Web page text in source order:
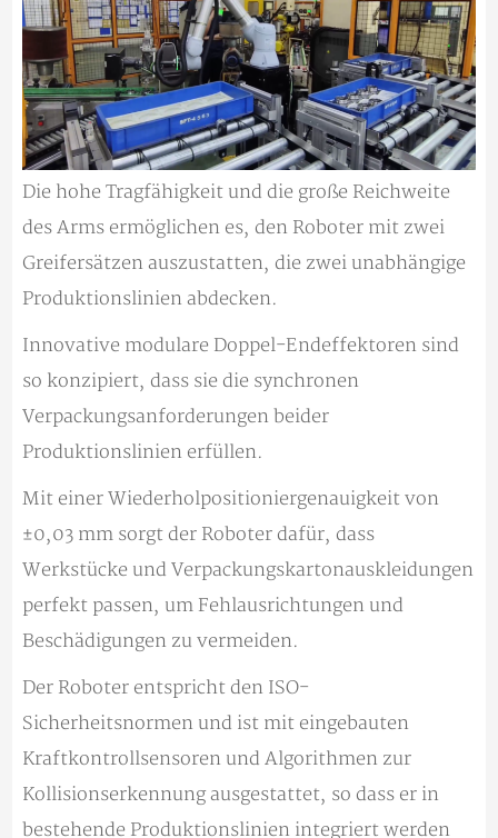
Die hohe Tragfähigkeit und die große Reichweite
des Arms ermöglichen es, den Roboter mit zwei
Greifersätzen auszustatten, die zwei unabhängige
Produktionslinien abdecken.
Innovative modulare Doppel-Endeffektoren sind
so konzipiert, dass sie die synchronen
Verpackungsanforderungen beider
Produktionslinien erfüllen.
Mit einer Wiederholpositioniergenauigkeit von
±0,03 mm sorgt der Roboter dafür, dass
Werkstücke und Verpackungskartonauskleidungen
perfekt passen, um Fehlausrichtungen und
Beschädigungen zu vermeiden.
Der Roboter entspricht den ISO-
Sicherheitsnormen und ist mit eingebauten
Kraftkontrollsensoren und Algorithmen zur
Kollisionserkennung ausgestattet, so dass er in
bestehende Produktionslinien integriert werden